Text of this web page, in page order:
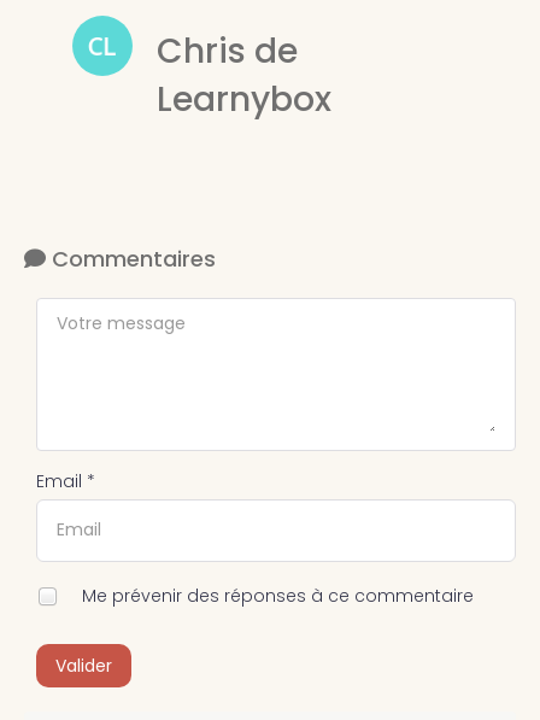
Chris de
Learnybox
Commentaires
Email *
Me prévenir des réponses à ce commentaire
Valider